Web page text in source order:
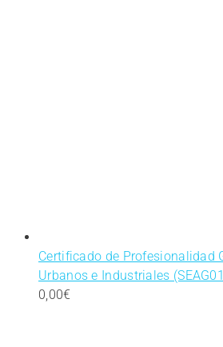
Certificado de Profesionalidad
Urbanos e Industriales
0,00€